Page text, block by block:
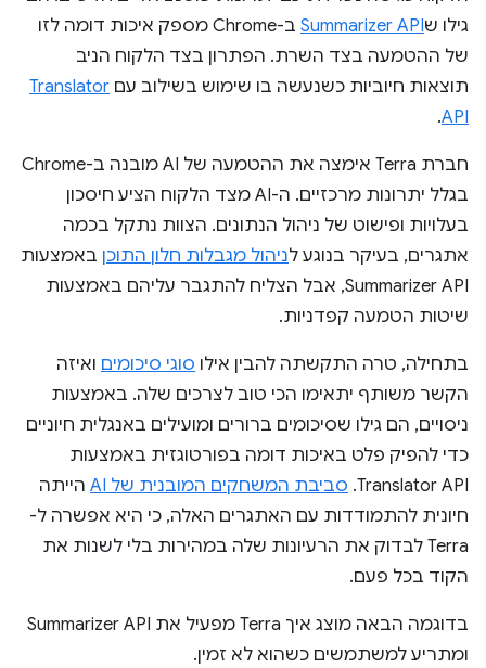
גילו שSummarizer API
ב-Chrome מספק איכות דומה לזו
של ההטמעה בצד השרת. הפתרון בצד הלקוח הניב
תוצאות חיוביות כשנעשה בו שימוש בשילוב עם Translator
API
.
חברת Terra אימצה את ההטמעה של AI מובנה ב-Chrome
בגלל יתרונות מרכזיים. ה-AI מצד הלקוח הציע חיסכון
בעלויות ופישוט של ניהול הנתונים. הצוות נתקל בכמה
אתגרים, בעיקר בנוגע לניהול מגבלות חלון התוכן באמצעות
Summarizer API, אבל הצליח להתגבר עליהם באמצעות
שיטות הטמעה קפדניות.
בתחילה, טרה התקשתה להבין אילו סוגי סיכומים ואיזה
הקשר משותף יתאימו הכי טוב לצרכים שלה. באמצעות
ניסויים, הם גילו שסיכומים ברורים ומועילים באנגלית חיוניים
כדי להפיק פלט באיכות דומה בפורטוגזית באמצעות
Translator API. סביבת המשחקים המובנית של AI
הייתה
חיונית להתמודדות עם האתגרים האלה, כי היא אפשרה ל-
Terra לבדוק את הרעיונות שלה במהירות בלי לשנות את
הקוד בכל פעם.
בדוגמה הבאה מוצג איך Terra מפעיל את Summarizer API
ומתריע למשתמשים כשהוא לא זמין.